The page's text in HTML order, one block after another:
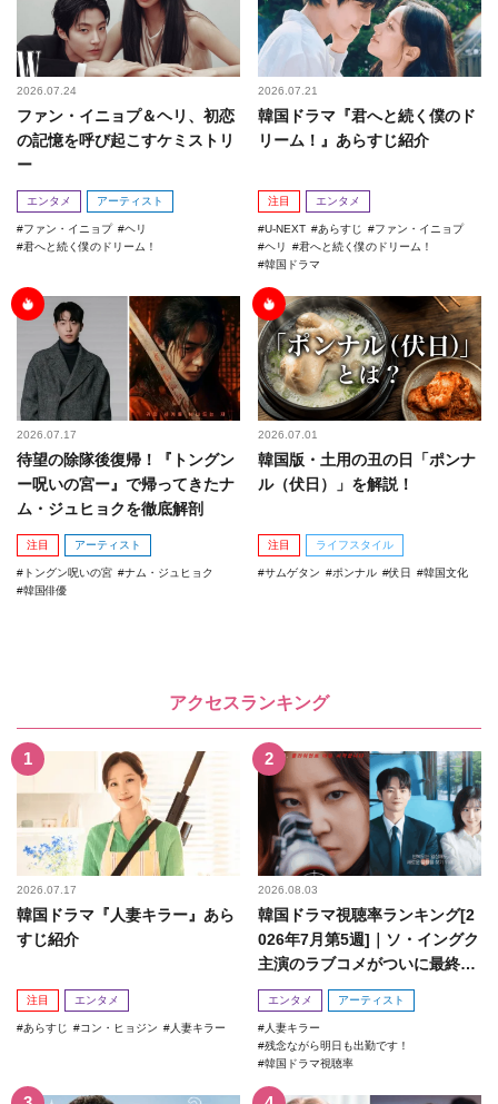
2026.07.24
ファン・イニョプ＆ヘリ、初恋
の記憶を呼び起こすケミストリ
ー
エンタメ アーティスト
ファン・イニョプ
ヘリ
君へと続く僕のドリーム！
2026.07.21
韓国ドラマ『君へと続く僕のド
リーム！』あらすじ紹介
注目 エンタメ
U-NEXT あらすじ
ファン・イニョプ
ヘリ
君へと続く僕のドリーム！
韓国ドラマ
2026.07.17
待望の除隊後復帰！『トングン
ー呪いの宮ー』で帰ってきたナ
ム・ジュヒョクを徹底解剖
注目 アーティスト
トングン呪いの宮
ナム・ジュヒョク
韓国俳優
2026.07.01
韓国版・土用の丑の日「ポンナ
ル（伏日）」を解説！
注目 ライフスタイル
サムゲタン ポンナル 伏日 韓国文化
アクセスランキング
2026.07.17
韓国ドラマ『人妻キラー』あら
すじ紹介
注目 エンタメ
あらすじ コン・ヒョジン 人妻キラー
2026.08.03
韓国ドラマ視聴率ランキング[2
026年7月第5週]｜ソ・イングク
主演のラブコメがついに最終
回！
エンタメ アーティスト
人妻キラー
残念ながら明日も出勤です！
韓国ドラマ視聴率